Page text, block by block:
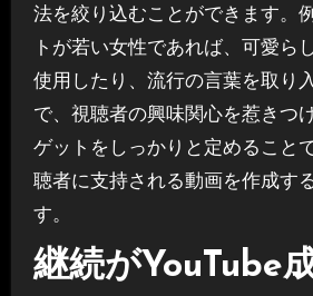
法を絞り込むことができます。
トが若い女性であれば、可愛ら
使用したり、流行の言葉を取り
で、視聴者の興味関心を惹きつ
ゲットをしっかりと定めること
聴者に支持される動画を作成す
す。
継続がYouTube